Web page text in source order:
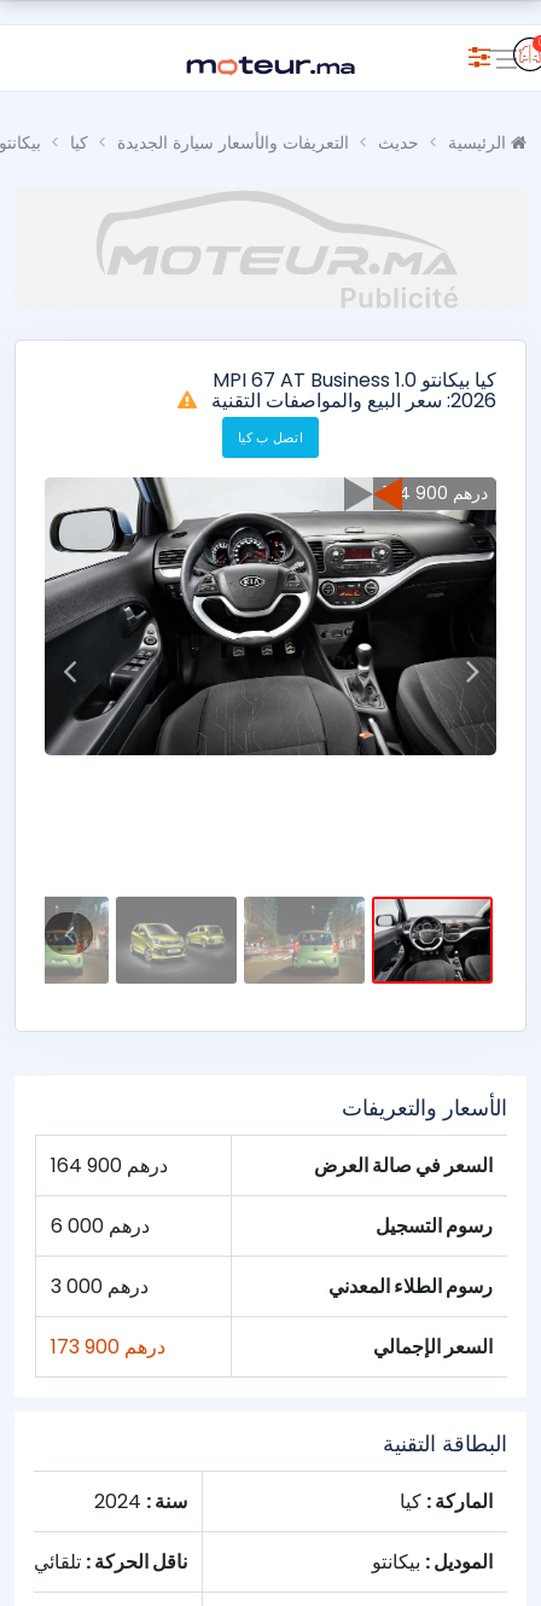
حديث التعريفات والأسعار سيارة الجديدة كيا بيكانتو
كيا بيكانتو 1.0 MPI 67 AT Business
2026: سعر البيع والمواصفات التقنية
اتصل ب كيا
164 900 درهم
الأسعار والتعريفات
السعر في صالة العرض 164 900 درهم
رسوم التسجيل 6 000 درهم
رسوم الطلاء المعدني 3 000 درهم
السعر الإجمالي 173 900 درهم
البطاقة التقنية
الماركة : كيا سنة :
الموديل : بيكانتو ناقل الحركة : تلقائي